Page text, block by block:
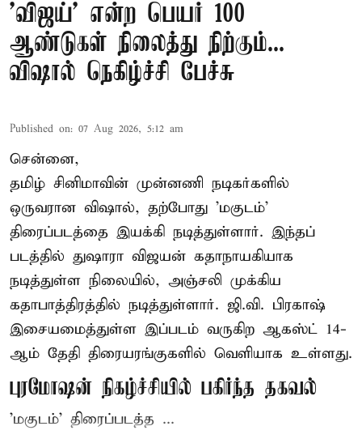
'விஜய்' என்ற பெயர் 100
ஆண்டுகள் நிலைத்து நிற்கும்...
விஷால் நெகிழ்ச்சி பேச்சு
Published on: 07 Aug 2026, 5:12 am
சென்னை,
தமிழ் சினிமாவின் முன்னணி நடிகர்களில்
ஒருவரான விஷால், தற்போது 'மகுடம்'
திரைப்படத்தை இயக்கி நடித்துள்ளார். இந்தப்
படத்தில் துஷாரா விஜயன் கதாநாயகியாக
நடித்துள்ள நிலையில், அஞ்சலி முக்கிய
கதாபாத்திரத்தில் நடித்துள்ளார். ஜி.வி. பிரகாஷ்
இசையமைத்துள்ள இப்படம் வருகிற ஆகஸ்ட் 14-
ஆம் தேதி திரையரங்குகளில் வெளியாக உள்ளது.
புரமோஷன் நிகழ்ச்சியில் பகிர்ந்த தகவல்
'மகுடம்' திரைப்படத்த ...